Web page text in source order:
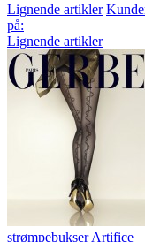
Lignende artikler
på:
Lignende artikler
strømpebukser Artifice